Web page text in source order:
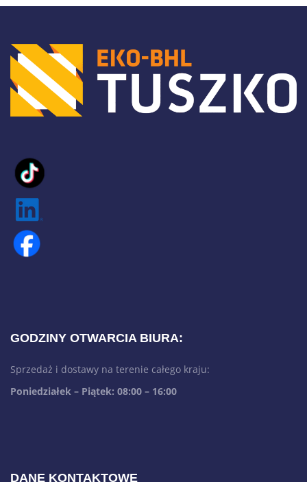
GODZINY OTWARCIA BIURA:
Sprzedaż i dostawy na terenie całego kraju:
Poniedziałek – Piątek: 08:00 – 16:00
DANE KONTAKTOWE